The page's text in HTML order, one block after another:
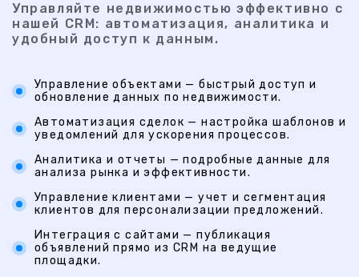
Управляйте недвижимостью эффективно с
нашей CRM: автоматизация, аналитика и
удобный доступ к данным.
Управление объектами — быстрый доступ и
обновление данных по недвижимости.
Автоматизация сделок — настройка шаблонов и
уведомлений для ускорения процессов.
Аналитика и отчеты — подробные данные для
анализа рынка и эффективности.
Управление клиентами — учет и сегментация
клиентов для персонализации предложений.
Интеграция с сайтами — публикация
объявлений прямо из CRM на ведущие
площадки.